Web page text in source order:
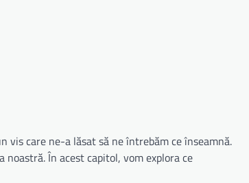
care ne-a lăsat să ne întrebăm ce înseamnă.
În acest capitol, vom explora ce